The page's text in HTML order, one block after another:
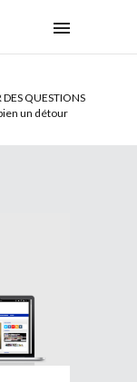
BENINOIS :
!